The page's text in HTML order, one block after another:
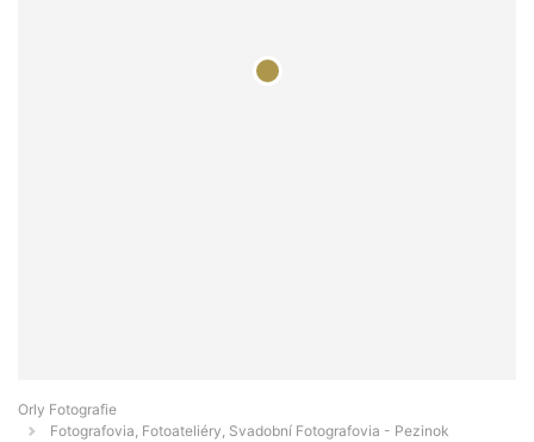
Orly Fotografie
Fotografovia, Fotoateliéry, Svadobní Fotografovia - Pezinok